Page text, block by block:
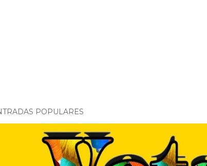
POPULARES